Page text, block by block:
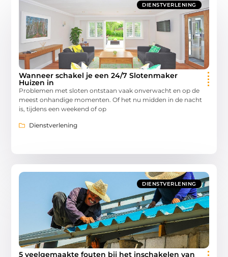
DIENSTVERLENING
Wanneer schakel je een 24/7 Slotenmaker
Huizen in
Problemen met sloten ontstaan vaak onverwacht en op de
meest onhandige momenten. Of het nu midden in de nacht
is, tijdens een weekend of op
Dienstverlening
DIENSTVERLENING
5 veelgemaakte fouten bij het inschakelen van